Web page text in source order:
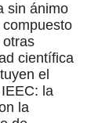
sin ánimo
científica
el
la
la